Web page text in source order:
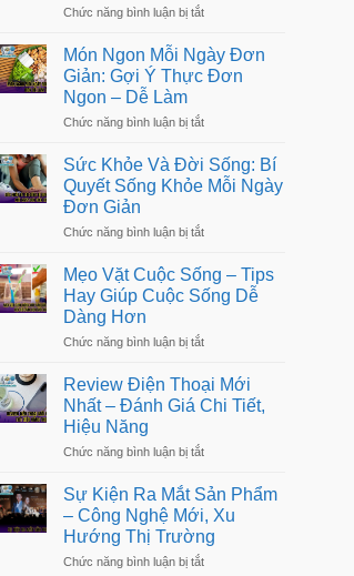
không
Trong
Sống:
Bí
Quyết
Kỷ
Chức năng bình luận bị tắtở
Vấn
Tâm
Lý:
Chăm
Tinh
Thần
&
Bằng
Món Ngon Mỗi Ngày Đơn
Giản: Gợi Ý Thực Đơn
Ngon – Dễ Làm
Chức năng bình luận bị tắtở
Ngon
Mỗi
Ngày
Gợi
Thực
Đơn
Ngon
Dễ
Sức Khỏe Và Đời Sống: Bí
Quyết Sống Khỏe Mỗi Ngày
Đơn Giản
Chức năng bình luận bị tắtở
Và
Đời
Quyết
Khỏe
Mỗi
Ngày
Giản
Mẹo Vặt Cuộc Sống – Tips
Hay Giúp Cuộc Sống Dễ
Dàng Hơn
Chức năng bình luận bị tắtở
Cuộc
Sống
Hay
Cuộc
Sống
Dễ
Dàng
Hơn
Review Điện Thoại Mới
Nhất – Đánh Giá Chi Tiết,
Hiệu Năng
Chức năng bình luận bị tắtở
Điện
Thoại
Mới
Nhất
–
Đánh
Sự Kiện Ra Mắt Sản Phẩm
– Công Nghệ Mới, Xu
Hướng Thị Trường
Chức năng bình luận bị tắtở